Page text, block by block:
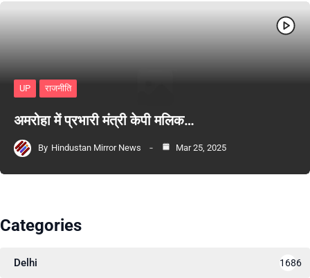
UP राजनीति
अमरोहा में प्रभारी मंत्री केपी मलिक…
By Hindustan Mirror News Mar 25, 2025
Categories
Delhi 1686